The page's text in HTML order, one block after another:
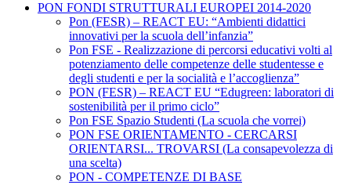
PON FONDI STRUTTURALI EUROPEI 2014-2020
Pon (FESR) – REACT EU: “Ambienti didattici
innovativi per la scuola dell’infanzia”
Pon FSE - Realizzazione di percorsi educativi volti al
potenziamento delle competenze delle studentesse e
degli studenti e per la socialità e l’accoglienza”
PON (FESR) – REACT EU “Edugreen: laboratori di
sostenibilità per il primo ciclo”
Pon FSE Spazio Studenti (La scuola che vorrei)
PON FSE ORIENTAMENTO - CERCARSI
ORIENTARSI... TROVARSI (La consapevolezza di
una scelta)
PON - COMPETENZE DI BASE